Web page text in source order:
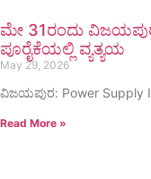
ಮೇ 31ರಂದು
ಪೂರೈಕೆಯಲ್ಲಿ ವ್ಯತ್ಯಯ
May 29, 2026
ವಿಜಯಪುರ: Power
Read More »